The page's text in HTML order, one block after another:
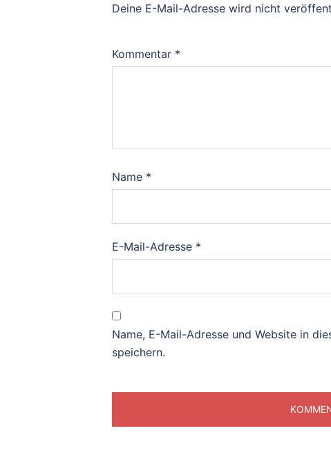
Deine E-Mail-Adresse wird nicht
Kommentar *
Name *
E-Mail-Adresse *
Name, E-Mail-Adresse und Website in
speichern.